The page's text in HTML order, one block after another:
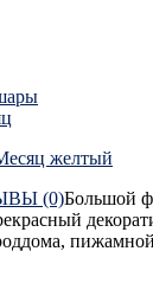
(0)Большой